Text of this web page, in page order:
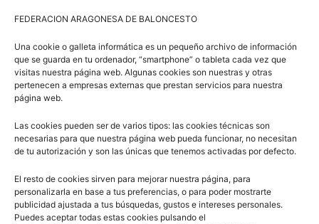
FEDERACION ARAGONESA DE BALONCESTO
Una cookie o galleta informática es un pequeño archivo de información
que se guarda en tu ordenador, “smartphone” o tableta cada vez que
visitas nuestra página web. Algunas cookies son nuestras y otras
pertenecen a empresas externas que prestan servicios para nuestra
página web.
Las cookies pueden ser de varios tipos: las cookies técnicas son
necesarias para que nuestra página web pueda funcionar, no necesitan
de tu autorización y son las únicas que tenemos activadas por defecto.
El resto de cookies sirven para mejorar nuestra página, para
personalizarla en base a tus preferencias, o para poder mostrarte
publicidad ajustada a tus búsquedas, gustos e intereses personales.
Puedes aceptar todas estas cookies pulsando el
La noche del 20 de octubre de 2014 llegaba la noticia
más triste para sus familiares, amigos y el baloncesto
aragonés, la que nadie hubiera querido escuchar. José
Luis Abós había fallecido.
José Luis Abós, en el recuerdo